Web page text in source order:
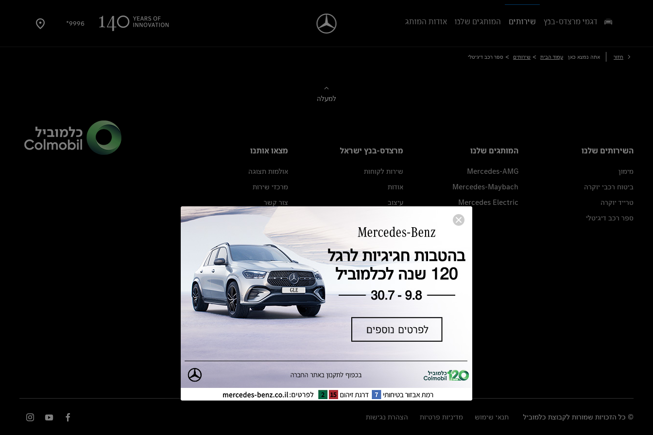
9996* דגמי מרצדס-בנץ שירותים המותגים שלנו אודות המותג
חזור אתה נמצא כאן עמוד הבית > שירותים > ספר רכב דיגיטלי
למעלה
השירותים שלנו
מימון
ביטוח רכבי יוקרה
טרייד יוקרה
ספר רכב דיגיטלי
המותגים שלנו
Mercedes-AMG
Mercedes-Maybach
Mercedes Electric
מרצדס-בנץ ישראל
שירות לקוחות
אודות
עיצוב
מגזין מרצדס-בנץ
ספרי רכב מרצדס-בנץ
נתוני זיהום אוויר וצריכת דלק וחשמל
נתוני תווית צמיגים
מחירון חלפים
הודעה על הטבות לרכבי מרצדס בהסדר
מצאו אותנו
אולמות תצוגה
מרכזי שירות
צור קשר
© כל הזכויות שמורות לקבוצת כלמוביל תנאי שימוש מדיניות פרטיות הצהרת נגישות